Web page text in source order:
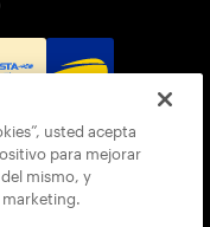
usted acepta
para mejorar
mismo, y